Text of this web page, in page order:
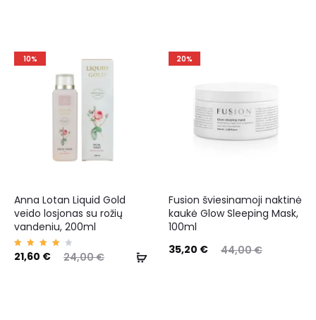
10%
Anna Lotan Liquid Gold
veido losjonas su rožių
vandeniu, 200ml
Įverti
nima
24,00€
21,60 €
20%
Fusion šviesinamoji naktinė
kaukė Glow Sleeping Mask,
100ml
44,00€
35,20 €